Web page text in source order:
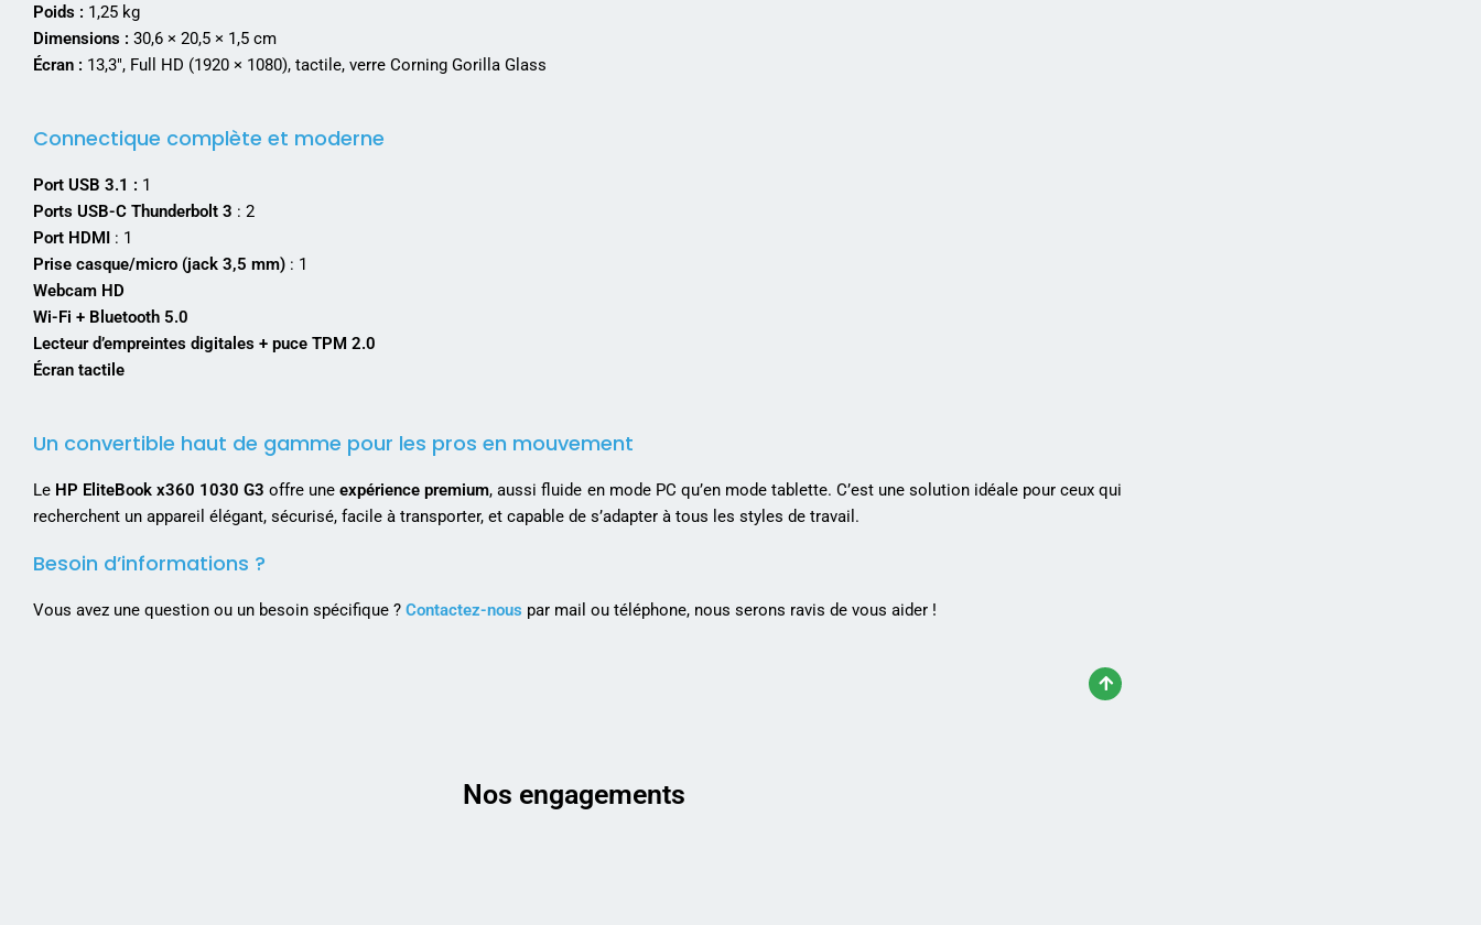
Poids : 1,25 kg
Dimensions : 30,6 × 20,5 × 1,5 cm
Écran : 13,3″, Full HD (1920 × 1080), tactile, verre Corning Gorilla Glass
Connectique complète et moderne
Port USB 3.1 : 1
Ports USB-C Thunderbolt 3 : 2
Port HDMI : 1
Prise casque/micro (jack 3,5 mm) : 1
Webcam HD
Wi-Fi + Bluetooth 5.0
Lecteur d’empreintes digitales + puce TPM 2.0
Écran tactile
Un convertible haut de gamme pour les pros en mouvement
Le HP EliteBook x360 1030 G3 offre uneexpérience premium, aussi fluide en mode PC qu’en mode tablette. C’est une solution idéale pour ceux qui
recherchent un appareil élégant, sécurisé, facile à transporter, et capable de s’adapter à tous les styles de travail.
Besoin d’informations ?
Vous avez une question ou un besoin spécifique ? Contactez-nous par mail ou téléphone, nous serons ravis de vous aider !
Nos engagements